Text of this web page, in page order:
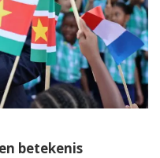
betekenis